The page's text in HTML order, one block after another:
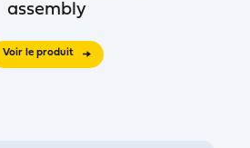
assembly
Voir le produit